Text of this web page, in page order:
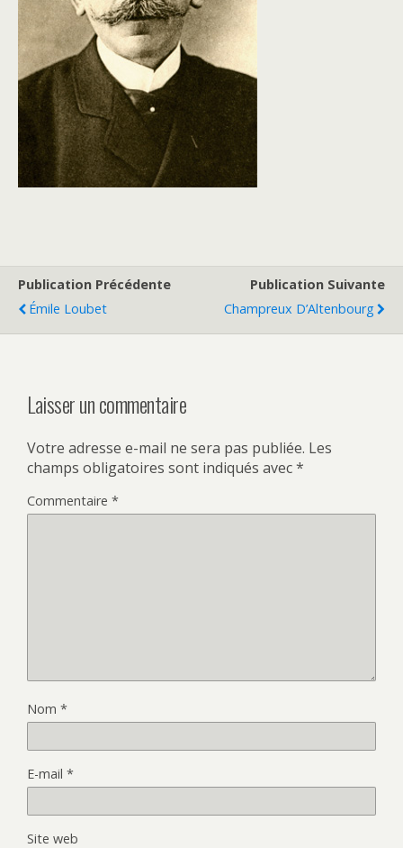
Publication Précédente
Émile Loubet
Publication Suivante
Champreux D’Altenbourg
Laisser un commentaire
Votre adresse e-mail ne sera pas publiée. Les
champs obligatoires sont indiqués avec*
Commentaire *
Nom *
E-mail *
Site web